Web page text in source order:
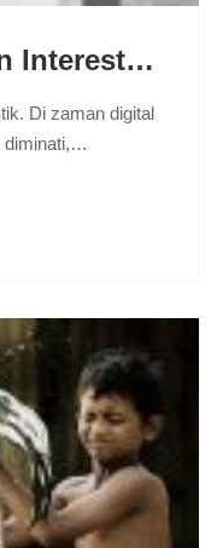
Interest…
Di zaman digital
diminati,…